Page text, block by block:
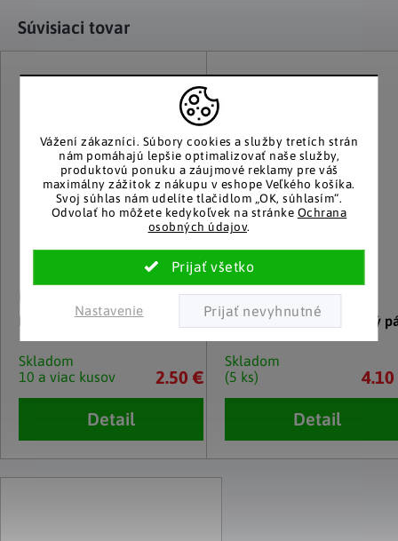
Vážení zákazníci. Súbory cookies a služby tretích strán
nám pomáhajú lepšie optimalizovať naše služby,
produktovú ponuku a záujmové reklamy pre váš
maximálny zážitok z nákupu v eshope Veľkého košíka.
Svoj súhlas nám udelíte tlačidlom „OK, súhlasím“.
Odvolať ho môžete kedykoľvek na stránke Ochrana
osobných údajov.
Nastavenie
Súvisiaci tovar
Kuchynská pinzeta
Skladom
10 a viac kusov
2.50 €
Detail
Die moderne Hausfrau
Návlek na bezpečnostný
Skladom
(5 ks)
Detail